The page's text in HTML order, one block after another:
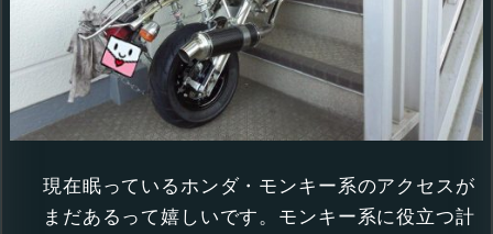
現在眠っているホンダ・モンキー系のアクセスが
まだあるって嬉しいです。モンキー系に役立つ計